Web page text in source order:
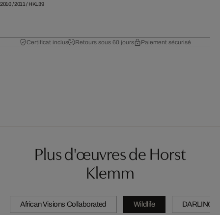
2010/2011 / HKL39
Certificat inclus Retours sous 60 jours Paiement sécurisé
Plus d'œuvres de Horst
Klemm
African Visions Collaborated Wildlife DARLINGS